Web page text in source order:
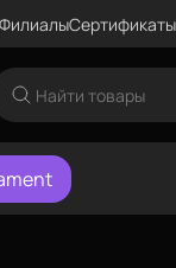
ФилиалыСертификаты